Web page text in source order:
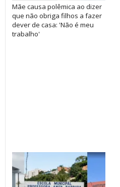
Mãe causa polêmica ao dizer
que não obriga filhos a fazer
dever de casa: 'Não é meu
trabalho'